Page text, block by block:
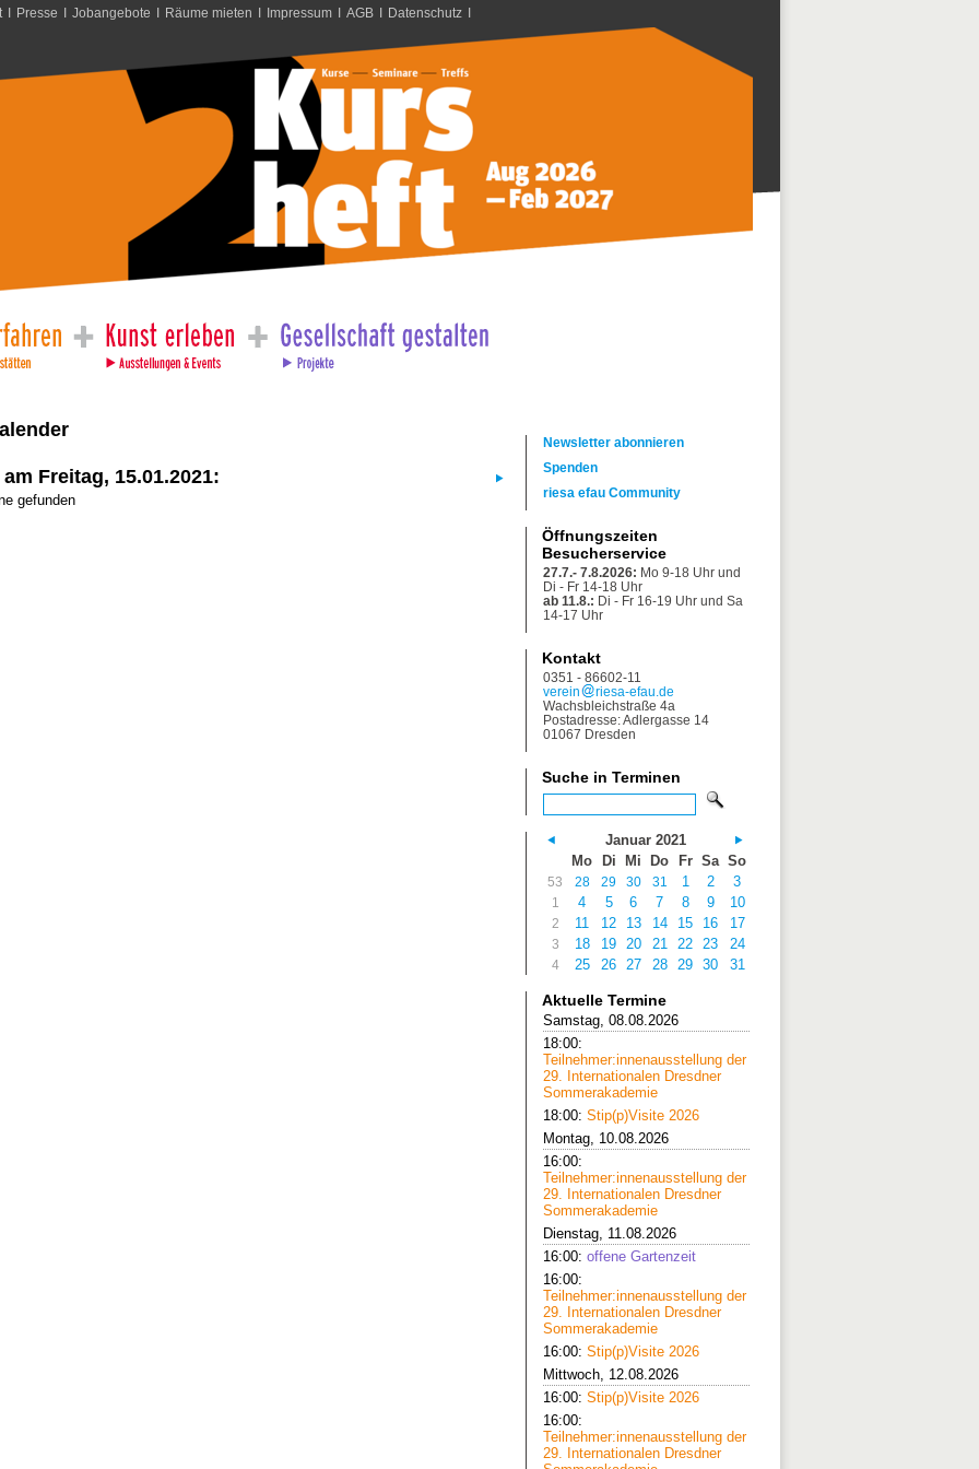
I Presse I Jobangebote I Räume mieten I Impressum I AGB I Datenschutz I
Freitag, 15.01.2021:
gefunden
Newsletter abonnieren
Spenden
riesa efau Community
Öffnungszeiten
Besucherservice
27.7.- 7.8.2026: Mo 9-18 Uhr und
Di - Fr 14-18 Uhr
ab 11.8.: Di - Fr 16-19 Uhr und Sa
14-17 Uhr
Kontakt
0351 - 86602-11
verein
riesa-efau.de
Wachsbleichstraße 4a
Postadresse: Adlergasse 14
01067 Dresden
Suche in Terminen
Januar 2021
Mo
Di Mi Do Fr Sa So
53 28 29 30 31 1 2 3
1 4 5 6 7 8 9 10
2 11 12 13 14 15 16 17
3 18 19 20 21 22 23 24
4 25 26 27 28 29 30 31
Aktuelle Termine
Samstag, 08.08.2026
18:00:
Teilnehmer:innenausstellung der
29. Internationalen Dresdner
Sommerakademie
18:00: Stip(p)Visite 2026
Montag, 10.08.2026
16:00:
Teilnehmer:innenausstellung der
29. Internationalen Dresdner
Sommerakademie
Dienstag, 11.08.2026
16:00: offene Gartenzeit
16:00:
Teilnehmer:innenausstellung der
29. Internationalen Dresdner
Sommerakademie
16:00: Stip(p)Visite 2026
Mittwoch, 12.08.2026
16:00: Stip(p)Visite 2026
16:00:
Teilnehmer:innenausstellung der
29. Internationalen Dresdner